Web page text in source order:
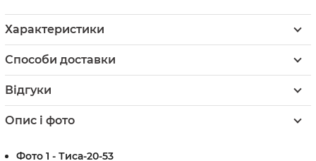
Характеристики
Способи доставки
Відгуки
Опис і фото
Фото 1 - Тиса-20-53